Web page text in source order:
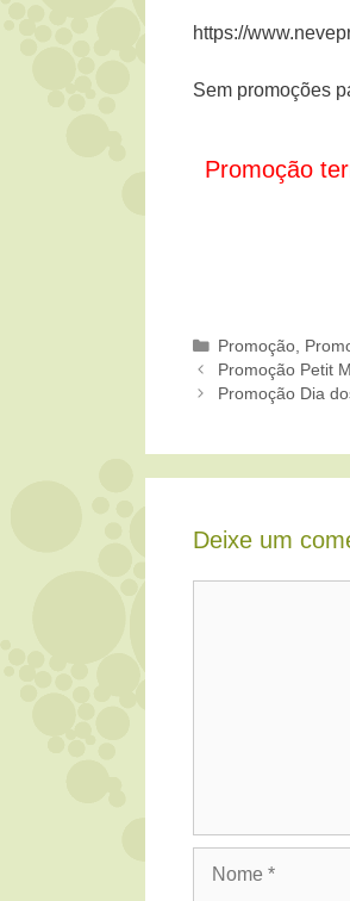
https://
Sem promoções
Promoção
Categorias
Promoção
Promoção Petit
Promoção Dia
Deixe um